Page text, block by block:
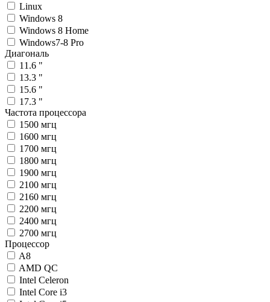
Linux
Windows 8
Windows 8 Home
Windows7-8 Pro
Диагональ
11.6 "
13.3 "
15.6 "
17.3 "
Частота процессора
1500 мгц
1600 мгц
1700 мгц
1800 мгц
1900 мгц
2100 мгц
2160 мгц
2200 мгц
2400 мгц
2700 мгц
Процессор
A8
AMD QC
Intel Celeron
Intel Core i3